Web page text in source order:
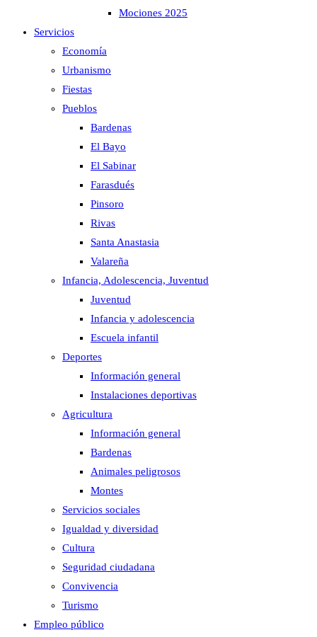
Mociones 2025
Servicios
Economía
Urbanismo
Fiestas
Pueblos
Bardenas
El Bayo
El Sabinar
Farasdués
Pinsoro
Rivas
Santa Anastasia
Valareña
Infancia, Adolescencia, Juventud
Juventud
Infancia y adolescencia
Escuela infantil
Deportes
Información general
Instalaciones deportivas
Agricultura
Información general
Bardenas
Animales peligrosos
Montes
Servicios sociales
Igualdad y diversidad
Cultura
Seguridad ciudadana
Convivencia
Turismo
Empleo público